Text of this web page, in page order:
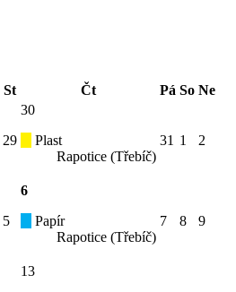
St Čt Pá So Ne
29
30
Plast
Rapotice (Třebíč)
31 1 2
5
6
Papír
Rapotice (Třebíč)
7 8 9
13